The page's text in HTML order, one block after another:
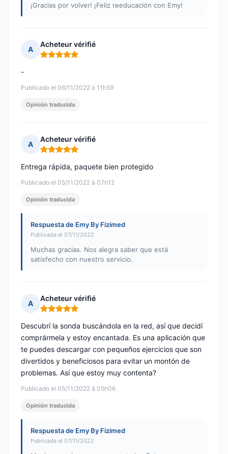
¡Gracias por volver! ¡Feliz reeducación con Emy!
A
Acheteur vérifié
Nota: 5 de 5
Publicado el 06/11/2022 à 11h59
-
Opinión traducida
A
Acheteur vérifié
Nota: 5 de 5
Publicado el 05/11/2022 à 07h12
Entrega rápida, paquete bien protegido
Opinión traducida
Respuesta de Emy By Fizimed
Publicada el 07/11/2022
Muchas gracias. Nos alegra saber que está
satisfecho con nuestro servicio.
A
Acheteur vérifié
Nota: 5 de 5
Publicado el 05/11/2022 à 05h06
Descubrí la sonda buscándola en la red, así que decidí
comprármela y estoy encantada. Es una aplicación que
te puedes descargar con pequeños ejercicios que son
divertidos y beneficiosos para evitar un montón de
problemas. Así que estoy muy contenta?
Opinión traducida
Respuesta de Emy By Fizimed
Publicada el 07/11/2022